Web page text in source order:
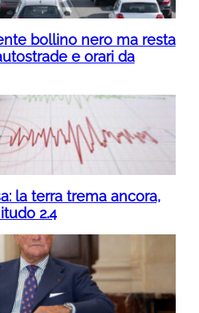
bollino nero ma resta
e orari da
la terra trema ancora,
2.4